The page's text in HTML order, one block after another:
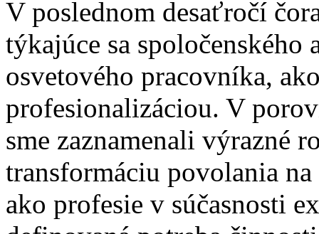
V poslednom desaťročí
týkajúce sa
osvetového pracovníka,
profesionalizáciou. V
sme zaznamenali výrazné
transformáciu povolania
ako profesie v súčasnosti